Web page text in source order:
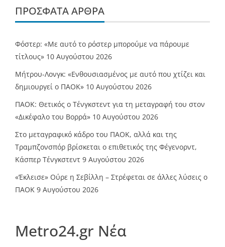
ΠΡΌΣΦΑΤΑ ΆΡΘΡΑ
Φόστερ: «Με αυτό το ρόστερ μπορούμε να πάρουμε
τίτλους» 10 Αυγούστου 2026
Μήτρου-Λονγκ: «Ενθουσιασμένος με αυτό που χτίζει και
δημιουργεί ο ΠΑΟΚ» 10 Αυγούστου 2026
ΠΑΟΚ: Θετικός ο Τένγκστεντ για τη μεταγραφή του στον
«Δικέφαλο του Βορρά» 10 Αυγούστου 2026
Στο μεταγραφικό κάδρο του ΠΑΟΚ, αλλά και της
Τραμπζονσπόρ βρίσκεται ο επιθετικός της Φέγενορντ,
Κάσπερ Τένγκστεντ 9 Αυγούστου 2026
«Έκλεισε» Ούρε η Σεβίλλη – Στρέφεται σε άλλες λύσεις ο
ΠΑΟΚ 9 Αυγούστου 2026
Metro24.gr Νέα